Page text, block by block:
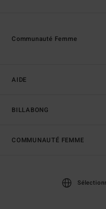
AIDE
BILLABONG
Communauté Femme
COMMUNAUTÉ FEMME